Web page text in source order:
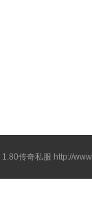
1.80传奇私服 http://